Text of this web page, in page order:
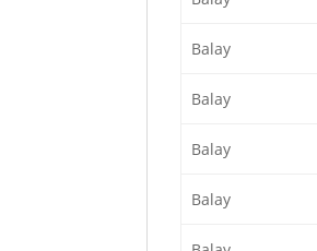
Balay
Balay
Balay
Balay